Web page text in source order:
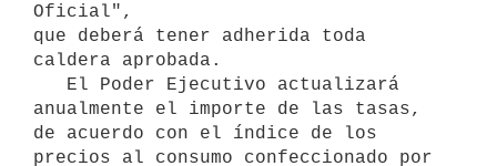
Oficial",
que deberá tener adherida toda
caldera aprobada.
anualmente el importe de las tasas,
de acuerdo con el índice de los
precios al consumo confeccionado por